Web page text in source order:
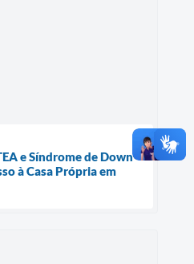
e Síndrome de Down
à Casa Própria em